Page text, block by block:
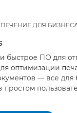
ДЛЯ
быстрое ПО для
оптимизации
— все для
простом